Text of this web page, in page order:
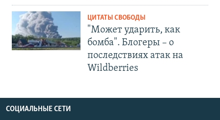
ЦИТАТЫ СВОБОДЫ
"Может ударить, как
бомба". Блогеры – о
последствиях атак на
Wildberries
СОЦИАЛЬНЫЕ СЕТИ